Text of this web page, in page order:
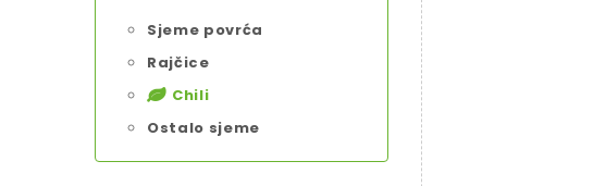
Sjeme povrća
Rajčice
Chili
Ostalo sjeme